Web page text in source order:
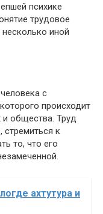
психике
трудовое
иной
с
происходит
и общества. Труд
стремиться к
то, что его
ахтутура и